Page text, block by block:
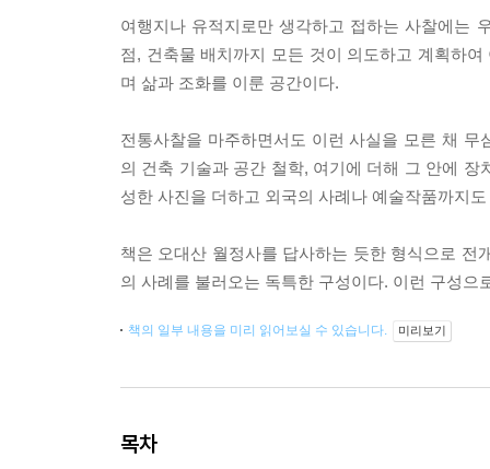
여행지나 유적지로만 생각하고 접하는 사찰에는
점, 건축물 배치까지 모든 것이 의도하고 계획하
며 삶과 조화를 이룬 공간이다.
전통사찰을 마주하면서도 이런 사실을 모른 채
의 건축 기술과 공간 철학, 여기에 더해 그 안에
성한 사진을 더하고 외국의 사례나 예술작품까지
책은 오대산 월정사를 답사하는 듯한 형식으로 전
의 사례를 불러오는 독특한 구성이다. 이런 구성
책의 일부 내용을 미리 읽어보실 수 있습니다. 미리보기
목차